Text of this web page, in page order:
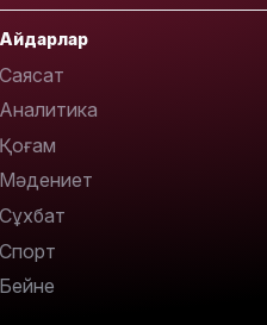
Айдарлар
Саясат
Аналитика
Қоғам
Мәдениет
Сұхбат
Спорт
Бейне